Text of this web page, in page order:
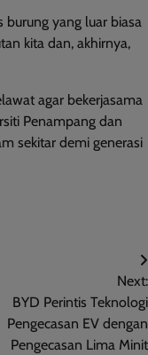
burung yang luar biasa
kita dan, akhirnya,
agar bekerjasama
Penampang dan
sekitar demi generasi
Next:
BYD Perintis Teknologi
Pengecasan EV dengan
Pengecasan Lima Minit